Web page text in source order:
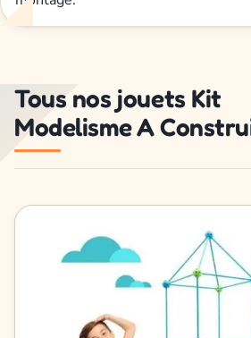
Tous nos jouets Kit
Modelisme A